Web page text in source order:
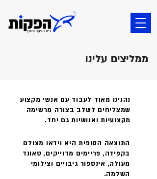
ממליצים עלינו
נהנינו מאוד לעבוד עם אנשי מקצוע
שמצליחים לשלב בצורה מרשימה
מקצועיות ואנושיות גם יחד.
התוצאה הסופית היא וידאו מצולם
בקפידה, פריימים מדוייקים, סאונד
מעולה, אינספור גיבויים וצילומי
השלמה.